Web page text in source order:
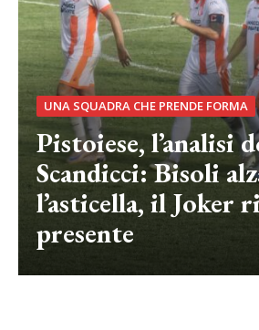
UNA SQUADRA CHE PRENDE FORMA
Pistoiese, l’analisi
Scandicci: Bisoli
l’asticella, il Joker
presente